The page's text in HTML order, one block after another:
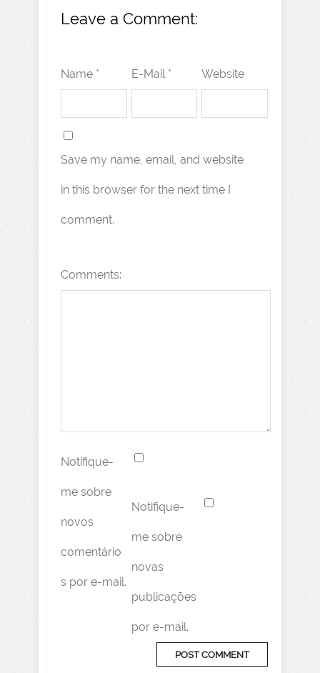
Leave a Comment:
Name * E-Mail * Website
Save my name, email, and website
in this browser for the next time I
comment.
Comments:
Notifique-
me sobre
novos
comentário
s por e-mail.
Notifique-
me sobre
novas
publicações
por e-mail.